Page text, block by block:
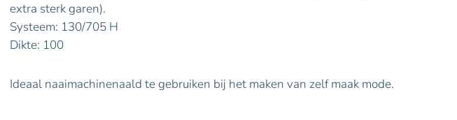
extra sterk garen).
Systeem: 130/705 H
Dikte: 100
Ideaal naaimachinenaald te gebruiken bij het maken van zelf maak mode.